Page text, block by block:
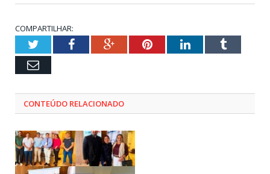
COMPARTILHAR:
TwitterFacebookGoogle+PinterestLinkedInTumblr
Email
CONTEÚDO RELACIONADO